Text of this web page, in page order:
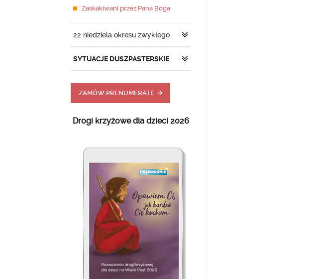
Zaskakiwani przez Pana Boga
22 niedziela okresu zwykłego
SYTUACJE DUSZPASTERSKIE
ZAMÓW PRENUMERATĘ
Drogi krzyżowe dla dzieci 2026